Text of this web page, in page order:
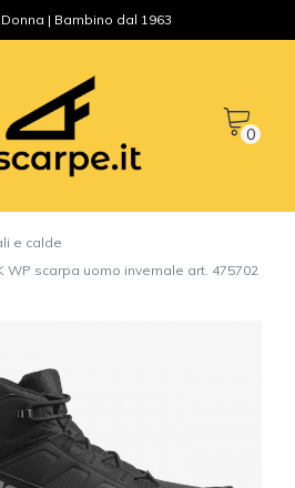
| Bambino dal 1963
0
e calde
WP scarpa uomo invernale art. 475702